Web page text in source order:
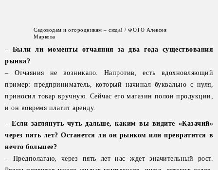
Садоводам и огородникам – сюда! / ФОТО Алексея
Маркова
– Были ли моменты отчаяния за два года существования
рынка?
– Отчаяния не возникало. Напротив, есть вдохновляющий
пример: предприниматель, который начинал буквально с нуля,
приносил товар вручную. Сейчас его магазин полон продукции,
и он вовремя платит аренду.
– Если заглянуть чуть дальше, каким вы видите «Казачий»
через пять лет? Останется ли он рынком или превратится в
нечто большее?
– Предполагаю, через пять лет нас ждет значительный рост.